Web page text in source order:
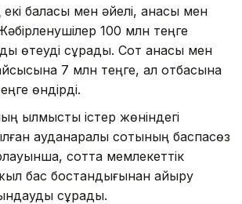
екі баласы мен әйелі, анасы мен
100 млн теңге
өтеуді сұрады. Сот анасы мен
7 млн теңге, ал отбасына
өндірді.
қылмыстық істер жөніндегі
ауданаралық сотының баспасөз
сотта мемлекеттік
бас бостандығынан айыру
сұрады.